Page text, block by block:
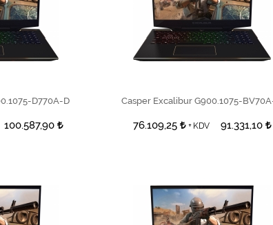
D770A-D
100.587,90
SEPETE EKLE
Casper Excalibur G900.1075-
76.109,25 + KDV 91.331,10